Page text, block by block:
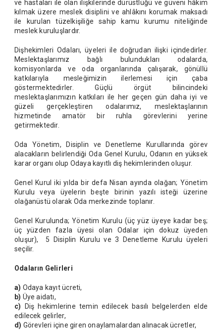
ve hastaları ile olan ilişkilerinde dürüstlüğü ve güveni hâkim
kılmak üzere meslek disiplini ve ahlâkını korumak maksadı
ile kurulan tüzelkişiliğe sahip kamu kurumu niteliğinde
meslek kuruluşlardır.
Dişhekimleri Odaları, üyeleri ile doğrudan ilişki içindedirler.
Meslektaşlarımız bağlı bulundukları odalarda,
komisyonlarda ve oda organlarında çalışarak, gönüllü
katkılarıyla mesleğimizin ilerlemesi için çaba
göstermektedirler. Güçlü örgüt bilincindeki
meslektaşlarımızın katkıları ile her geçen gün daha iyi ve
güzeli gerçekleştiren odalarımız, meslektaşlarının
hizmetinde amatör bir ruhla görevlerini yerine
getirmektedir.
Oda Yönetim, Disiplin ve Denetleme Kurullarında görev
alacakların belirlendiği Oda Genel Kurulu, Odanın en yüksek
karar organı olup Odaya kayıtlı diş hekimlerinden oluşur.
Genel Kurul iki yılda bir defa Nisan ayında olağan; Yönetim
Kurulu veya üyelerin beşte birinin yazılı isteği üzerine
olağanüstü olarak Oda merkezinde toplanır.
Genel Kurulunda; Yönetim Kurulu (üç yüz üyeye kadar beş;
üç yüzden fazla üyesi olan Odalar için dokuz üyeden
oluşur), 5 Disiplin Kurulu ve 3 Denetleme Kurulu üyeleri
seçilir.
Odaların Gelirleri
a) Odaya kayıt ücreti,
b) Üye aidatı,
c) Diş hekimlerine temin edilecek basılı belgelerden elde
edilecek gelirler,
d) Görevleri içine giren onaylamalardan alınacak ücretler,